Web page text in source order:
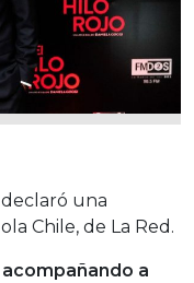
una
Chile, de La Red.
a